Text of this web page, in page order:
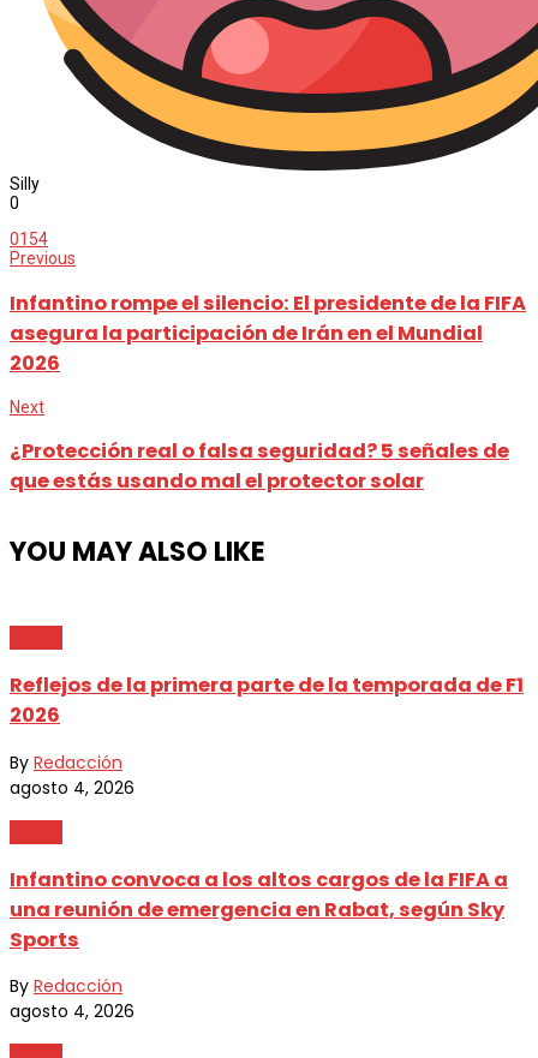
Silly
0
0154
Previous
Infantino rompe el silencio: El presidente de la FIFA
asegura la participación de Irán en el Mundial
2026
Next
¿Protección real o falsa seguridad? 5 señales de
que estás usando mal el protector solar
YOU MAY ALSO LIKE
Reflejos de la primera parte de la temporada de F1
2026
By Redacción
agosto 4, 2026
Infantino convoca a los altos cargos de la FIFA a
una reunión de emergencia en Rabat, según Sky
Sports
By Redacción
agosto 4, 2026